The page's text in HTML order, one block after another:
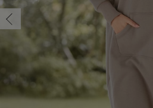
マタニティ アウター（コート）・ママコート
産褥ショーツ
骨盤・マタニティベルト （妊娠中・産後）
産後 ガードル インナー
マタニティ 腹巻き
【アウトレット】インナー
【アウトレット】ベビー
冷房対策
接触冷感素材
ブラトップ